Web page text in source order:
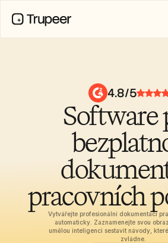
4.8/5
Software
pracovních
Vytvářejte profesionální dokumentaci
automaticky. Zaznamenejte svou
umělou inteligenci sestavit návody,
zvládne.
Knowledge Base
AI Screen Recording
RESOURCES
AI Champions of Change
Trust Center
Nové produkty